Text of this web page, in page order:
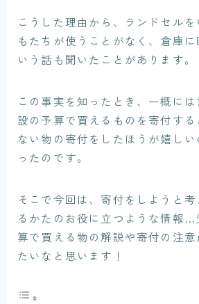
こうした理由から、ランドセル
もたちが使うことがなく、倉庫
いう話も聞いたことがあります。
この事実を知ったとき、一概に
設の予算で買えるものを寄付す
ない物の寄付をしたほうが嬉し
ったのです。
そこで今回は、寄付をしようと
るかたのお役に立つような情報…
算で買える物の解説や寄付の注意
たいなと思います！